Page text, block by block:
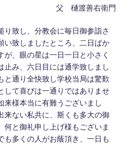
父 樋渡善右衛門
致し、分教会に毎日御参詣さ
い致しましたところ、二日ばか
が、眼の星は一日一日と小さく
止み、六日目には通学致しまし
と通り全快致し学校当局は驚歎
して喜びは一通りではありませ
来様本当に有難うございまし
来ない私共に、斯くも多大の御
何と御礼申し上げ様もございま
も多くの人がお蔭頂き、一日も